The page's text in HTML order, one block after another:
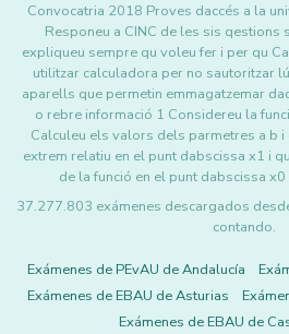
Convocatria 2018 Proves daccés a la
Responeu a CINC de les sis qestions
expliqueu sempre qu voleu fer i per qu
utilitzar calculadora per no sautoritzar
aparells que permetin emmagatzemar
o rebre informació 1 Considereu la
Calculeu els valors dels parmetres a b i
extrem relatiu en el punt dabscissa x1 i
de la funció en el punt dabscissa
37.277.803 exámenes descargados
contando.
Exámenes de PEvAU de Andalucía
Exámenes de EBAU de Asturias
Exámenes de EBAU de